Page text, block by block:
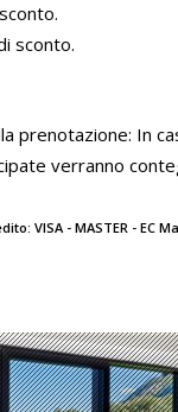
sconto.
prenotazione: In
verranno
VISA - MASTER - EC